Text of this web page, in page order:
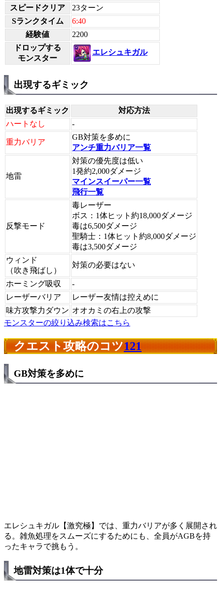
スピードクリア
23ターン
Sランクタイム
6:40
経験値
2200
ドロップする
モンスター
エレシュキガル
出現するギミック
出現するギミック
対応方法
ハートなし
-
重力バリア
GB対策を多めに
アンチ重力バリア一覧
地雷
対策の優先度は低い
1発約2,000ダメージ
マインスイーパー一覧
飛行一覧
反撃モード
毒レーザー
ボス：1体ヒット約18,000ダメージ
毒は6,500ダメージ
聖騎士：1体ヒット約8,000ダメージ
毒は3,500ダメージ
ウィンド
（吹き飛ばし）
対策の必要はない
ホーミング吸収
-
レーザーバリア
レーザー友情は控えめに
味方攻撃力ダウン オオカミの右上の攻撃
モンスターの絞り込み検索はこちら
クエスト攻略のコツ121
GB対策を多めに
エレシュキガル【激究極】では、重力バリアが多く展開され
る。雑魚処理をスムーズにするためにも、全員がAGBを持
ったキャラで挑もう。
地雷対策は1体で十分